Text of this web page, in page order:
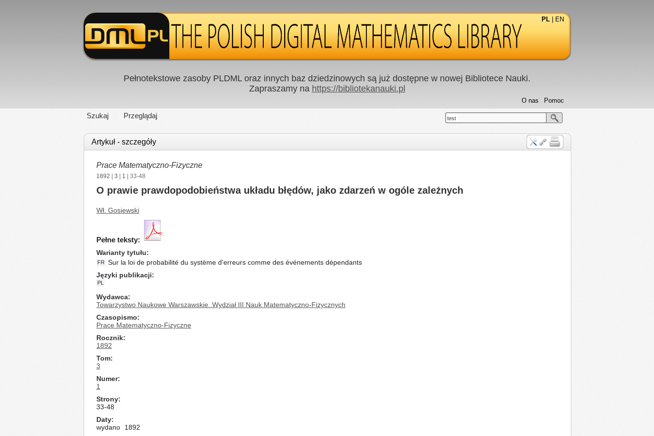
PL EN
Pełnotekstowe zasoby PLDML oraz innych baz dziedzinowych są już dostępne w nowej Bibliotece Nauki.
Zapraszamy na https://bibliotekanauki.pl
Szukaj Przeglądaj
Pomoc
O nas
test
Artykuł - szczegóły
Prace Matematyczno-Fizyczne
1892 3 1 | 33-48
O prawie prawdopodobieństwa układu błędów, jako zdarzeń w ogóle zależnych
Wł. Gosiewski
Pełne teksty:
Warianty tytułu
FR
Sur la loi de probabilité du système d'erreurs comme des événements dépendants
Języki publikacji
PL
Wydawca
Towarzystwo Naukowe Warszawskie. Wydział III Nauk Matematyczno-Fizycznych
Czasopismo
Prace Matematyczno-Fizyczne
Rocznik
1892
Tom
3
Numer
1
Strony
33-48
Daty
wydano
1892